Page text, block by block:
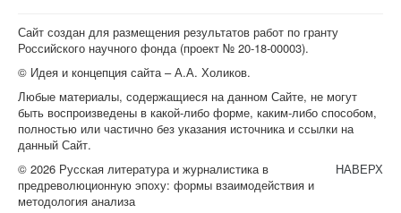
Сайт создан для размещения результатов работ по гранту
Российского научного фонда (проект № 20-18-00003).
© Идея и концепция сайта – А.А. Холиков.
Любые материалы, содержащиеся на данном Сайте, не могут
быть воспроизведены в какой-либо форме, каким-либо способом,
полностью или частично без указания источника и ссылки на
данный Сайт.
НАВЕРХ
© 2026 Русская литература и журналистика в
предреволюционную эпоху: формы взаимодействия и
методология анализа